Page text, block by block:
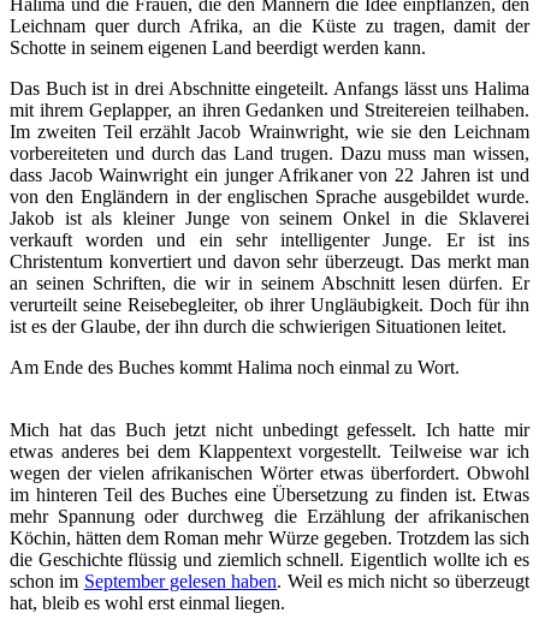
Leichnam quer durch Afrika, an die Küste zu tragen, damit der
Schotte in seinem eigenen Land beerdigt werden kann.
Das Buch ist in drei Abschnitte eingeteilt. Anfangs lässt uns Halima
mit ihrem Geplapper, an ihren Gedanken und Streitereien teilhaben.
Im zweiten Teil erzählt Jacob Wrainwright, wie sie den Leichnam
vorbereiteten und durch das Land trugen. Dazu muss man wissen,
dass Jacob Wainwright ein junger Afrikaner von 22 Jahren ist und
von den Engländern in der englischen Sprache ausgebildet wurde.
Jakob ist als kleiner Junge von seinem Onkel in die Sklaverei
verkauft worden und ein sehr intelligenter Junge. Er ist ins
Christentum konvertiert und davon sehr überzeugt. Das merkt man
an seinen Schriften, die wir in seinem Abschnitt lesen dürfen. Er
verurteilt seine Reisebegleiter, ob ihrer Ungläubigkeit. Doch für ihn
ist es der Glaube, der ihn durch die schwierigen Situationen leitet.
Am Ende des Buches kommt Halima noch einmal zu Wort.
Mich hat das Buch jetzt nicht unbedingt gefesselt. Ich hatte mir
etwas anderes bei dem Klappentext vorgestellt. Teilweise war ich
wegen der vielen afrikanischen Wörter etwas überfordert. Obwohl
im hinteren Teil des Buches eine Übersetzung zu finden ist. Etwas
mehr Spannung oder durchweg die Erzählung der afrikanischen
Köchin, hätten dem Roman mehr Würze gegeben. Trotzdem las sich
die Geschichte flüssig und ziemlich schnell. Eigentlich wollte ich es
schon im September gelesen haben. Weil es mich nicht so überzeugt
hat, bleib es wohl erst einmal liegen.